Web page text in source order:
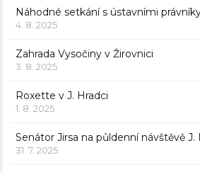
Náhodné setkání s ústavními
4. 8. 2025
Zahrada Vysočiny v Žirovnici
3. 8. 2025
Roxette v J. Hradci
1. 8. 2025
Senátor Jirsa na půldenní návštěvě J.
31. 7. 2025